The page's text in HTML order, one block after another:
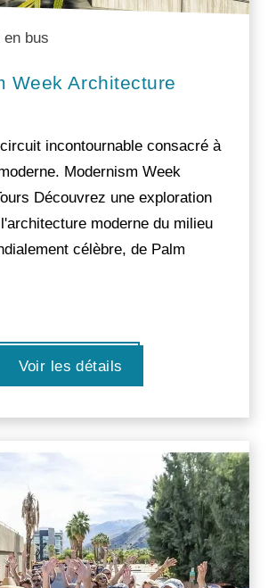
bus
Week Architecture
incontournable consacré à
Modernism Week
Découvrez une exploration
moderne du milieu
célèbre, de Palm
Voir les détails